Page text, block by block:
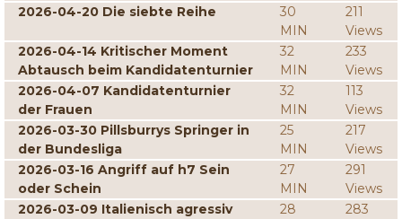
2026-04-20 Die siebte Reihe
30
MIN
211
Views
2026-04-14 Kritischer Moment
Abtausch beim Kandidatenturnier
32
MIN
233
Views
2026-04-07 Kandidatenturnier
der Frauen
32
MIN
113
Views
2026-03-30 Pillsburrys Springer in
der Bundesliga
25
MIN
217
Views
2026-03-16 Angriff auf h7 Sein
oder Schein
27
MIN
291
Views
2026-03-09 Italienisch agressiv
28
283